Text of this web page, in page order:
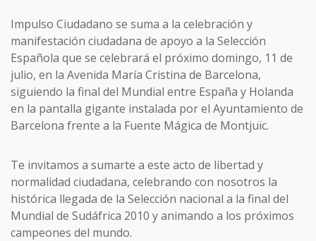
Impulso Ciudadano se suma a la celebración y
manifestación ciudadana de apoyo a la Selección
Española que se celebrará el próximo domingo, 11 de
julio, en la Avenida María Cristina de Barcelona,
siguiendo la final del Mundial entre España y Holanda
en la pantalla gigante instalada por el Ayuntamiento de
Barcelona frente a la Fuente Mágica de Montjuïc.
Te invitamos a sumarte a este acto de libertad y
normalidad ciudadana, celebrando con nosotros la
histórica llegada de la Selección nacional a la final del
Mundial de Sudáfrica 2010 y animando a los próximos
campeones del mundo.